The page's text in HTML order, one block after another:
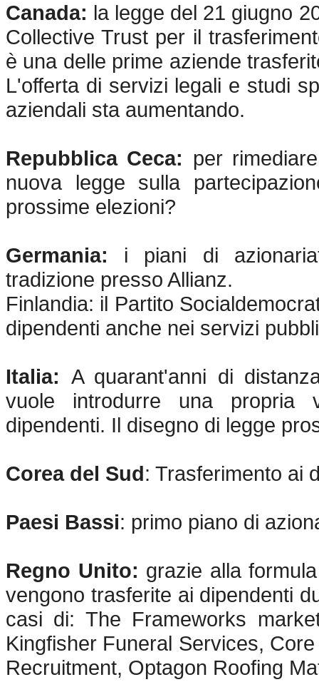
Canada: la legge del 21 giugno
Collective Trust per il
è una delle prime aziende
L'offerta di servizi legali e studi
aziendali sta aumentando.
Repubblica Ceca: per
nuova legge sulla
prossime elezioni?
Germania: i piani di
tradizione presso Allianz.
Finlandia: il Partito
dipendenti anche nei servizi
Italia: A quarant'anni di
vuole introdurre una propria
dipendenti. Il disegno di legge
Corea del Sud: Trasferimento ai
Paesi Bassi: primo piano di
Regno Unito: grazie alla
vengono trasferite ai dipendenti
casi di: The Frameworks
Kingfisher Funeral Services,
Recruitment, Optagon Roofing